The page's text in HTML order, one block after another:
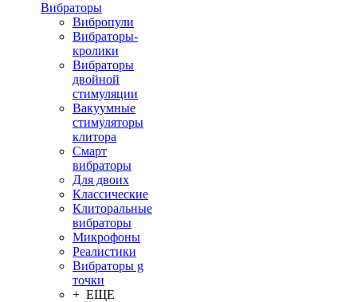
Вибраторы
Вибропули
Вибраторы-
кролики
Вибраторы
двойной
стимуляции
Вакуумные
стимуляторы
клитора
Смарт
вибраторы
Для двоих
Классические
Клиторальные
вибраторы
Микрофоны
Реалистики
Вибраторы g
точки
+ ЕЩЕ